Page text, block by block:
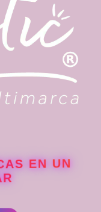
EN UN